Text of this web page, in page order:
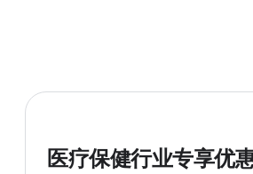
医疗保健行业专享优